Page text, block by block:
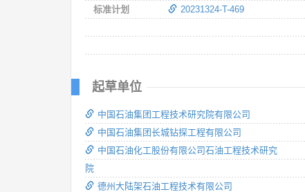
标准计划
20231324-T-469
起草单位
中国石油集团工程技术研究院有限公司
中国石油集团长城钻探工程有限公司
中国石油化工股份有限公司石油工程技术研究
院
德州大陆架石油工程技术有限公司